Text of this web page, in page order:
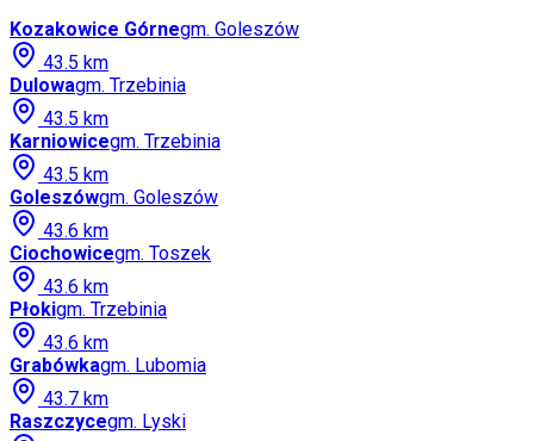
Kozakowice Górnegm. Goleszów
43.5 km
Dulowagm. Trzebinia
43.5 km
Karniowicegm. Trzebinia
43.5 km
Goleszówgm. Goleszów
43.6 km
Ciochowicegm. Toszek
43.6 km
Płokigm. Trzebinia
43.6 km
Grabówkagm. Lubomia
43.7 km
Raszczycegm. Lyski